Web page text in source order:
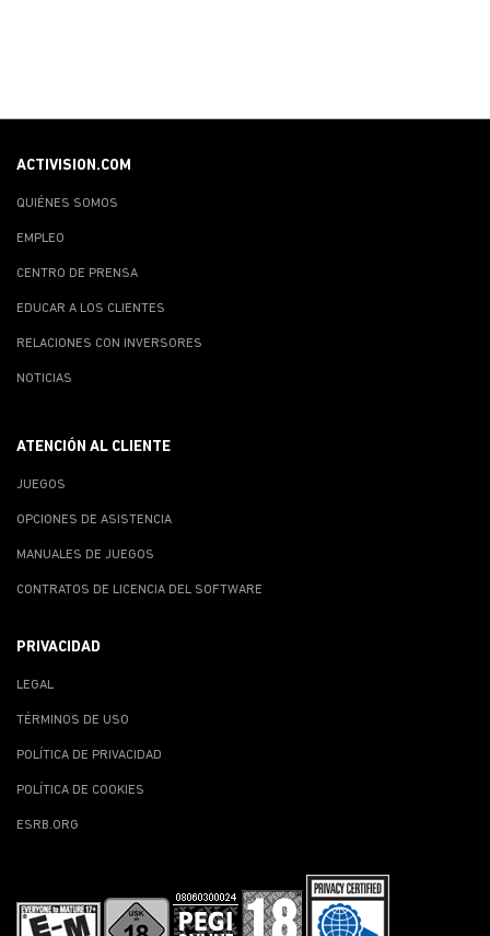
ACTIVISION.COM
QUIÉNES SOMOS
EMPLEO
CENTRO DE PRENSA
EDUCAR A LOS CLIENTES
RELACIONES CON INVERSORES
NOTICIAS
ATENCIÓN AL CLIENTE
JUEGOS
OPCIONES DE ASISTENCIA
MANUALES DE JUEGOS
CONTRATOS DE LICENCIA DEL SOFTWARE
PRIVACIDAD
LEGAL
TÉRMINOS DE USO
POLÍTICA DE PRIVACIDAD
POLÍTICA DE COOKIES
ESRB.ORG